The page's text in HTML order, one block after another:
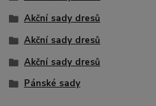
Akční sady dresů
Akční sady dresů
Akční sady dresů
Pánské sady